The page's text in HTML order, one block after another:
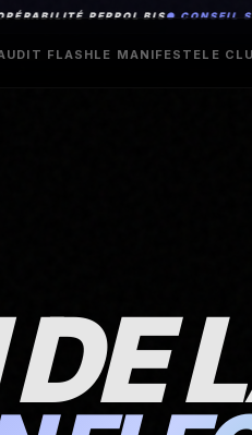
PEPPOL BIS● CONSEIL
FLASHLE MANIFESTELE